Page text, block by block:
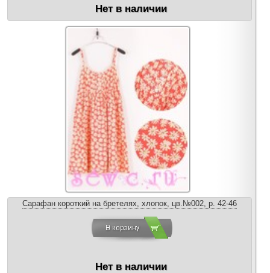
Нет в наличии
Сарафан короткий на бретелях, хлопок, цв.№002, р. 42-46
Нет в наличии